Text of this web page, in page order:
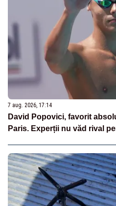
7 aug. 2026, 17:14
David Popovici, favorit
Paris. Experții nu văd rival